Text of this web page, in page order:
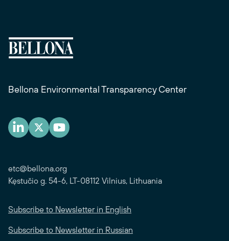
Bellona Environmental Transparency Center
etc@bellona.org
Kęstučio g. 54-6, LT-08112 Vilnius, Lithuania
Subscribe to Newsletter in English
Subscribe to Newsletter in Russian